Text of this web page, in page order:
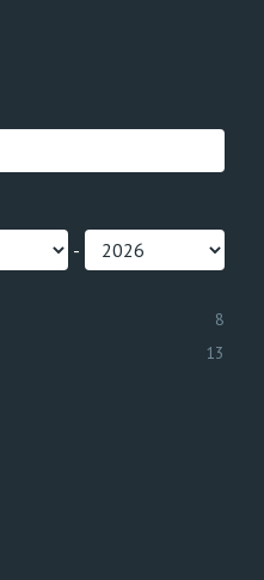
Площадка
техническое устройство
-
8
13